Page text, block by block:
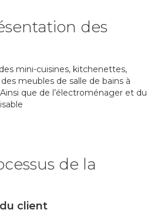
des
mini-cuisines, kitchenettes,
meubles de salle de bains à
que de l’électroménager et du
de la
client